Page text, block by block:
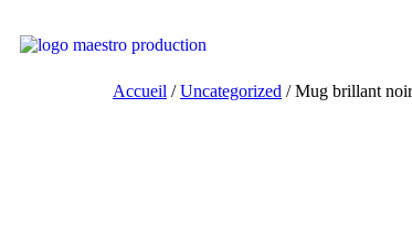
Accueil /Uncategorized / Mug brillant noir